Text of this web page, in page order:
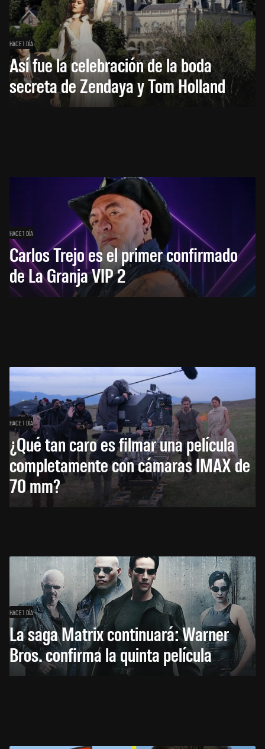
HACE 1 DÍA
Así fue la celebración de la boda
secreta de Zendaya y Tom Holland
HACE 1 DÍA
Carlos Trejo es el primer confirmado
de La Granja VIP 2
HACE 1 DÍA
¿Qué tan caro es filmar una película
completamente con cámaras IMAX de
70 mm?
HACE 1 DÍA
La saga Matrix continuará: Warner
Bros. confirma la quinta película